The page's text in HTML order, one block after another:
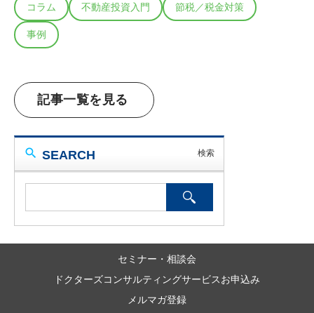
コラム 不動産投資入門 節税／税金対策
事例
記事一覧を見る
SEARCH
セミナー・相談会
ドクターズコンサルティングサービスお申込み
メルマガ登録